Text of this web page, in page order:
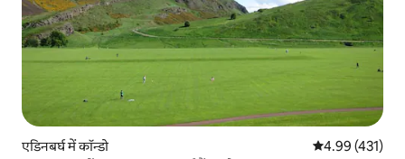
एडिनबर्घ में कॉन्डो औसत रेटिंग 5 में से
4.99 (431)